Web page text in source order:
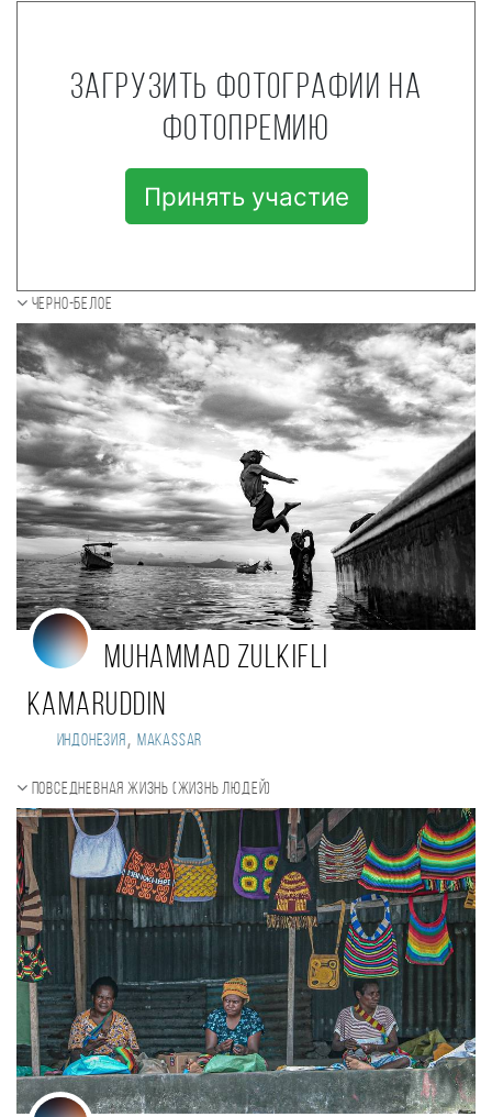
Загрузить фотографии на
фотопремию
Принять участие
Черно-белое
Muhammad Zulkifli
Kamaruddin
Индонезия , Makassar
Повседневная жизнь (Жизнь людей)